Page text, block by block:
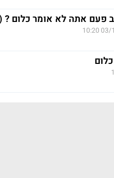
פעם אתה לא אומר כלום ?
03/